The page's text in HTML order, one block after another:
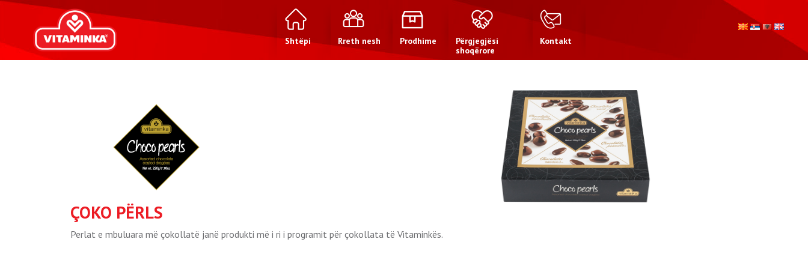
Shtëpi Rreth nesh Prodhime
Përgjegjësi
shoqërore
Kontakt
ÇOKO PËRLS
Perlat e mbuluara më çokollatë janë produkti më i ri i programit për çokollata të Vitaminkës.